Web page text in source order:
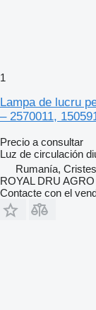
1
Lampa de lucru
– 2570011,
Precio a consultar
Luz de circulación
Rumanía,
ROYAL DRU
Contacte con el